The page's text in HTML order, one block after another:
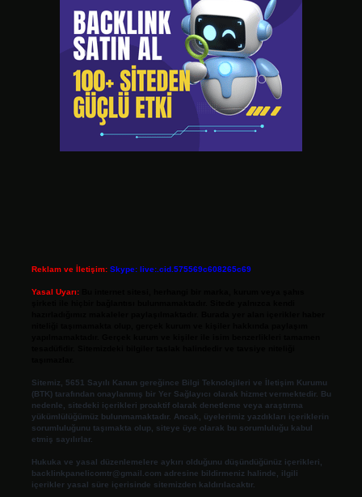
Reklam ve İletişim: Skype: live:.cid.575569c608265c69
Yasal Uyarı:
Sitemiz, 5651 Sayılı Kanun gereğince Bilgi Teknolojileri ve İletişim Kurumu
(BTK) tarafından onaylanmış bir Yer Sağlayıcı olarak hizmet vermektedir. Bu
nedenle, sitedeki içerikleri proaktif olarak denetleme veya araştırma
yükümlülüğümüz bulunmamaktadır. Ancak, üyelerimiz yazdıkları içeriklerin
sorumluluğunu taşımakta olup, siteye üye olarak bu sorumluluğu kabul
etmiş sayılırlar.
Hukuka ve yasal düzenlemelere aykırı olduğunu düşündüğünüz içerikleri,
backlinkpanelicomtr@gmail.com adresine bildirmeniz halinde, ilgili
içerikler yasal süre içerisinde sitemizden kaldırılacaktır.